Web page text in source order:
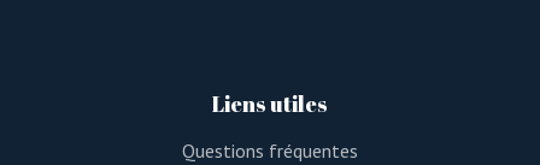
Liens utiles
Questions fréquentes